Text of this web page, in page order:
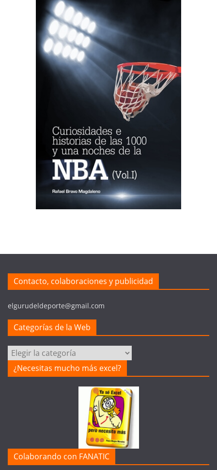
Contacto, colaboraciones y publicidad
elgurudeldeporte@gmail.com
Categorías de la Web
Categorías
de
la
¿Necesitas mucho más excel?
Colaborando con FANATIC